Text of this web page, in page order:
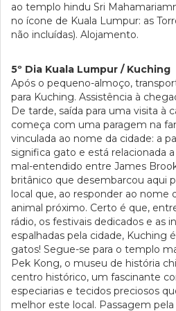
ao templo hindu Sri
no ícone de Kuala Lumpur: as
não incluídas). Alojamento.
5º Dia Kuala Lumpur / Kuching
Após o pequeno-almoço,
para Kuching. Assistência à
De tarde, saída para uma visita à
começa com uma paragem na
vinculada ao nome da cidade: a
significa gato e está relacionada
mal-entendido entre James
britânico que desembarcou aqui
local que, ao responder ao nome
animal próximo. Certo é que,
rádio, os festivais dedicados e as
espalhadas pela cidade, Kuching
gatos! Segue-se para o templo
Pek Kong, o museu de história
centro histórico, um fascinante
especiarias e tecidos preciosos
melhor este local. Passagem